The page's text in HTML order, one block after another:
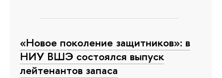
«Новое поколение защитников»: в
НИУ ВШЭ состоялся выпуск
лейтенантов запаса